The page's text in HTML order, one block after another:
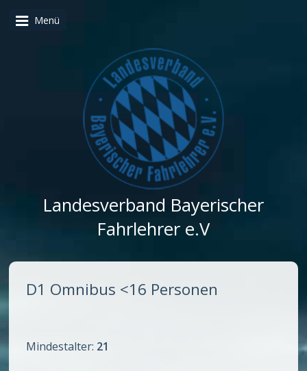
Menü
Landesverband Bayerischer
Fahrlehrer e.V
D1 Omnibus <16 Personen
Mindestalter: 21